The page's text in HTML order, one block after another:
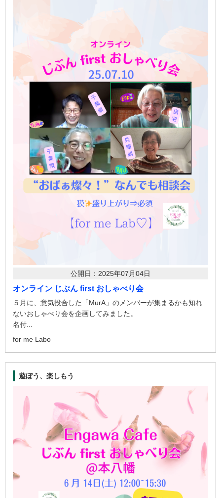
公開日：2025年07月04日
オンライン じぶん first おしゃべり会
５月に、意気投合した「MurA」のメンバーが集まるかも知れ
ないおしゃべり会を企画してみました。
名付...
for me Labo
遊ぼう、楽しもう